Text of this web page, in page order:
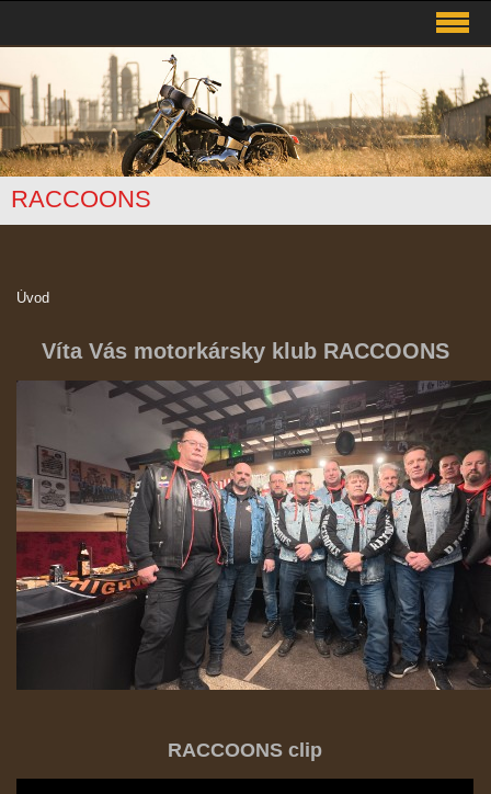
RACCOONS
Úvod
Víta Vás motorkársky klub RACCOONS
RACCOONS clip